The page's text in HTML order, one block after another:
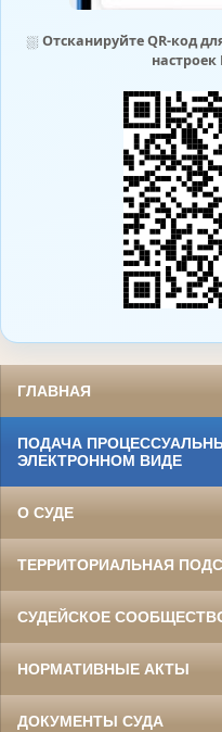
⛆ Отсканируйте QR-код
ГЛАВНАЯ
ПОДАЧА
ЭЛЕКТРОННОМ ВИДЕ
О СУДЕ
ТЕРРИТОРИАЛЬНАЯ
СУДЕЙСКОЕ
НОРМАТИВНЫЕ АКТЫ
ДОКУМЕНТЫ СУДА